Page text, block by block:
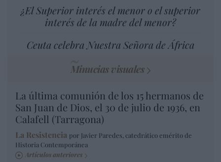
¿El Superior interés el menor o el superior
interés de la madre del menor?
Ceuta celebra Nuestra Señora de África
Minucias visuales
La última comunión de los 15 hermanos de
San Juan de Dios, el 30 de julio de 1936, en
Calafell (Tarragona)
La Resistencia por Javier Paredes, catedrático emérito de
Historia Contemporánea
Artículos anteriores